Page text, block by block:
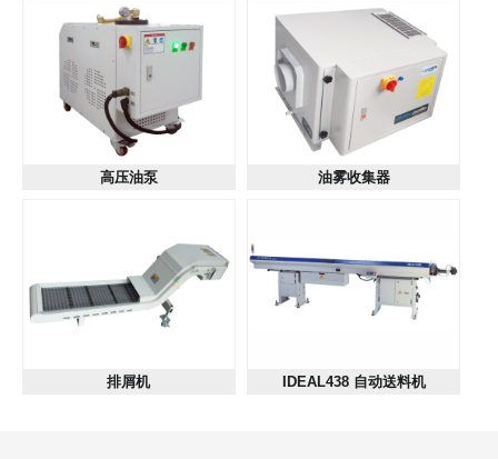
高压油泵 油雾收集器
排屑机 IDEAL438 自动送料机